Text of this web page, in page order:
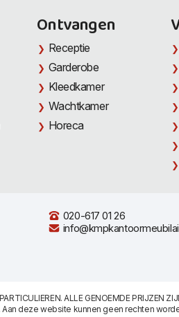
Ontvangen
Receptie
Garderobe
Kleedkamer
Wachtkamer
Horeca
020-617 01 26
ALLE GENOEMDE PRIJZEN
deze website kunnen geen rechten